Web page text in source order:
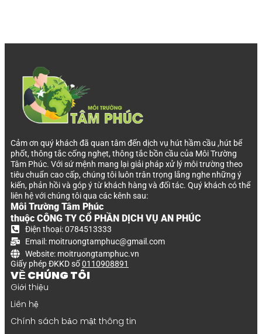
Cảm ơn quý khách đã quan tâm đến dịch vụ hút hầm cầu ,hút bể
phốt, thông tắc cống nghẹt, thông tắc bồn cầu của Môi Trường
Tâm Phúc. Với sứ mệnh mang lại giải pháp xử lý môi trường theo
tiêu chuẩn cao cấp, chúng tôi luôn trân trọng lắng nghe những ý
kiến, phản hồi và góp ý từ khách hàng và đối tác. Quý khách có thể
liên hệ với chúng tôi qua các kênh sau:
Môi Trường Tâm Phúc
thuộc CÔNG TY CỔ PHẦN DỊCH VỤ AN PHÚC
Điện thoại: 0784513333
Email: moitruongtamphuc@gmail.com
Website: moitruongtamphuc.vn
Giấy phép ĐKKD số0110908891
VỀ CHÚNG TÔI
Giới thiệu
Liên hệ
Chính sách bảo mật thông tin